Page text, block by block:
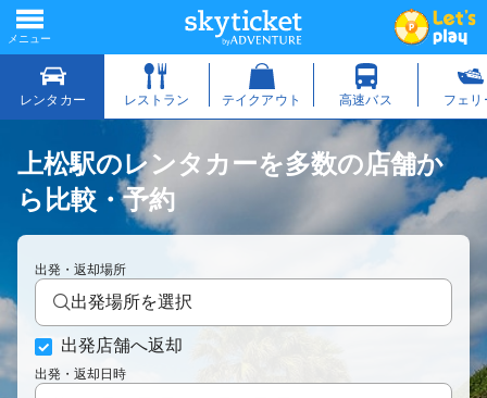
上松駅のレンタカーを多数の店舗か
ら比較・予約
出発・返却場所
出発場所を選択
出発店舗へ返却
出発・返却日時